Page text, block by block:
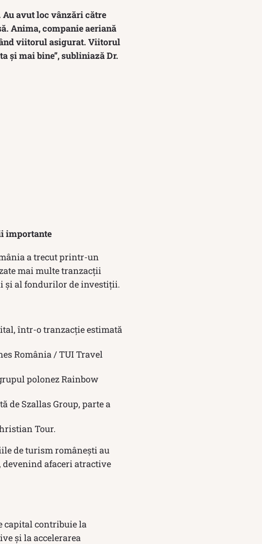
avut loc vânzări către
Anima, companie aeriană
viitorul asigurat. Viitorul
și mai bine”, subliniază Dr.
importante
a trecut printr-un
mai multe tranzacții
și al fondurilor de investiții.
într-o tranzacție estimată
România / TUI Travel
polonez Rainbow
de Szallas Group, parte a
Tour.
de turism românești au
afaceri atractive
capital contribuie la
și la accelerarea